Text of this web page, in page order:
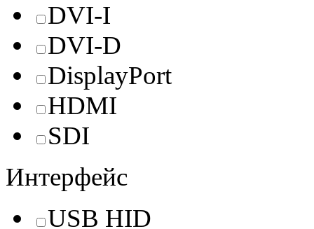
DVI-I
DVI-D
DisplayPort
HDMI
SDI
Интерфейс
USB HID